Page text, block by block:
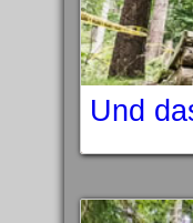
Und